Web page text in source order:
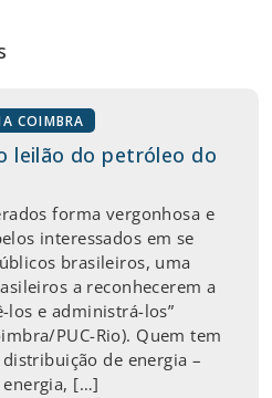
COIMBRA
leilão do petróleo do
forma vergonhosa e
interessados em se
brasileiros, uma
a reconhecerem a
los e administrá-los”
PUC-Rio). Quem tem
de energia –
energia, […]